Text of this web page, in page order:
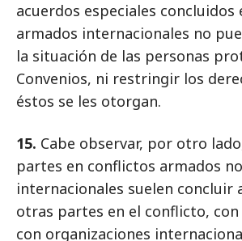
acuerdos especiales concluidos
armados internacionales no
la situación de las personas
Convenios, ni restringir los
éstos se les otorgan.
15. Cabe observar, por otro
partes en conflictos armados no
internacionales suelen concluir
otras partes en el conflicto, con
con organizaciones